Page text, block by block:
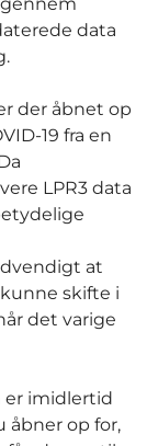
data
der åbnet op
19 fra en
LPR3 data
at
skifte i
det varige
er imidlertid
åbner op for,